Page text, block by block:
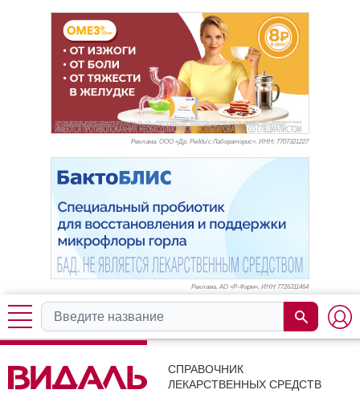
Реклама. ООО «Др. Редди’с Лабораторис», ИНН: 7707321227
Реклама. АО «Р-Фарм», ИНН 7726311464
СПРАВОЧНИК
ЛЕКАРСТВЕННЫХ СРЕДСТВ